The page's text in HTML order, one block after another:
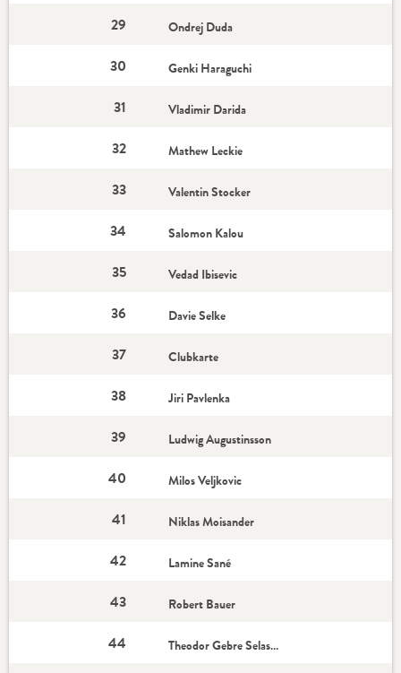
29 Ondrej Duda
30 Genki Haraguchi
31 Vladimir Darida
32 Mathew Leckie
33 Valentin Stocker
34 Salomon Kalou
35 Vedad Ibisevic
36 Davie Selke
37 Clubkarte
38 Jiri Pavlenka
39 Ludwig Augustinsson
40 Milos Veljkovic
41 Niklas Moisander
42 Lamine Sané
43 Robert Bauer
44 Theodor Gebre Selassie